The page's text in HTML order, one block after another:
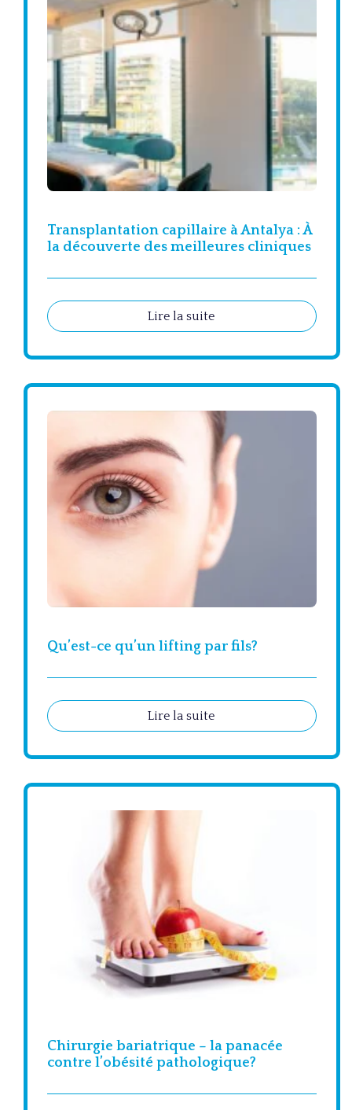
Transplantation capillaire à Antalya : À
la découverte des meilleures cliniques
Lire la suite
Qu’est-ce qu’un lifting par fils?
Lire la suite
Chirurgie bariatrique – la panacée
contre l’obésité pathologique?